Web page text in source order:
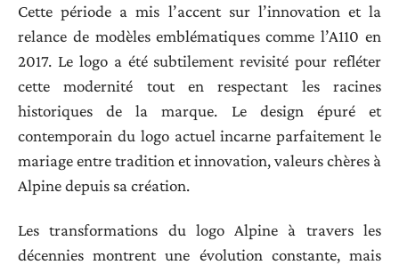
Cette période a mis l’accent sur l’innovation et la
relance de modèles emblématiques comme l’A110 en
2017. Le logo a été subtilement revisité pour refléter
cette modernité tout en respectant les racines
historiques de la marque. Le design épuré et
contemporain du logo actuel incarne parfaitement le
mariage entre tradition et innovation, valeurs chères à
Alpine depuis sa création.
Les transformations du logo Alpine à travers les
décennies montrent une évolution constante, mais